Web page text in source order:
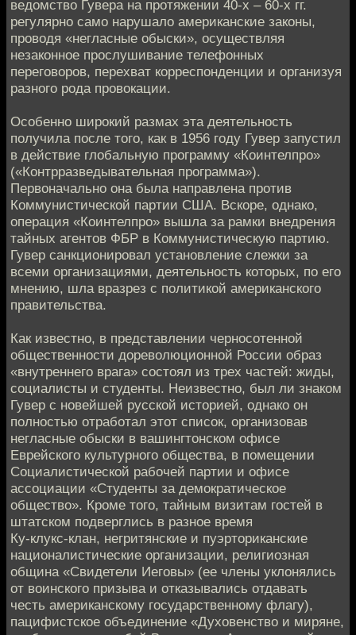
ведомство Гувера на протяжении 40‑х – 60‑х гг.
регулярно само нарушало американские законы,
проводя «негласные обыски», осуществляя
незаконное прослушивание телефонных
переговоров, перехват корреспонденции и организуя
разного рода провокации.
Особенно широкий размах эта деятельность
получила после того, как в 1956 году Гувер запустил
в действие глобальную программу «Коинтелпро»
(«Контрразведывательная программа»).
Первоначально она была направлена против
Коммунистической партии США. Вскоре, однако,
операция «Коинтелпро» вышла за рамки внедрения
тайных агентов ФБР в Коммунистическую партию.
Гувер санкционировал установление слежки за
всеми организациями, деятельность которых, по его
мнению, шла вразрез с политикой американского
правительства.
Как известно, в представлении черносотенной
общественности дореволюционной России образ
«внутреннего врага» состоял из трех частей: жиды,
социалисты и студенты. Неизвестно, был ли знаком
Гувер с новейшей русской историей, однако он
полностью отработал этот список, организовав
негласные обыски в вашингтонском офисе
Еврейского культурного общества, в помещении
Социалистической рабочей партии и офисе
ассоциации «Студенты за демократическое
общество». Кроме того, тайным визитам гостей в
штатском подверглись в разное время
Ку‑клукс‑клан, негритянские и пуэрториканские
националистические организации, религиозная
община «Свидетели Иеговы» (ее члены уклонялись
от воинского призыва и отказывались отдавать
честь американскому государственному флагу),
пацифистское объединение «Духовенство и миряне,